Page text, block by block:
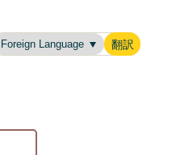
翻訳